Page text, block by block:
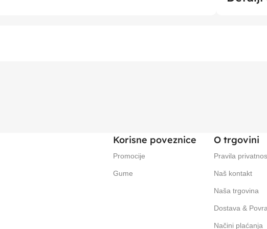
Korisne poveznice
Promocije
Gume
O trgovini
Pravila
Naš kontakt
Naša trgovina
Dostava &
Načini plaćanja